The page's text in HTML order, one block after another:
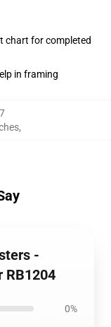
chart for completed
in framing
,
-
RB1204
0%